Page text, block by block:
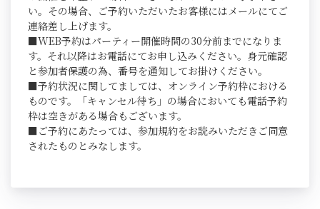
い。その場合、ご予約いただいたお客様にはメールにてご
連絡差し上げます。
■WEB予約はパーティー開催時間の30分前までになりま
す。それ以降はお電話にてお申し込みください。身元確認
と参加者保護の為、番号を通知してお掛けください。
■予約状況に関してましては、オンライン予約枠における
ものです。「キャンセル待ち」の場合においても電話予約
枠は空きがある場合もございます。
■ご予約にあたっては、参加規約をお読みいただきご同意
されたものとみなします。